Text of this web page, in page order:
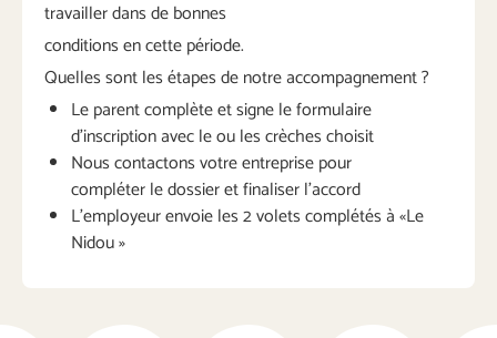
travailler dans de bonnes
conditions en cette période.
Quelles sont les étapes de notre accompagnement ?
Le parent complète et signe le formulaire
d’inscription avec le ou les crèches choisit
Nous contactons votre entreprise pour
compléter le dossier et finaliser l’accord
L’employeur envoie les 2 volets complétés à «Le
Nidou »